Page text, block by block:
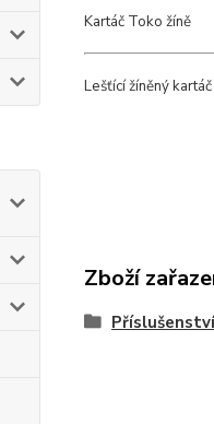
Kartáč Toko žíně
Lešťící žíněný
Zboží